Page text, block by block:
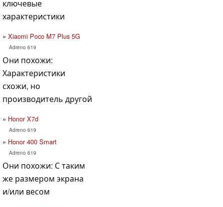
ключевые
характеристики
Xiaomi Poco M7 Plus 5G
Adreno 619
Они похожи:
Характеристики
схожи, но
производитель другой
Honor X7d
Adreno 619
Honor 400 Smart
Adreno 619
Они похожи: С таким
же размером экрана
и/или весом